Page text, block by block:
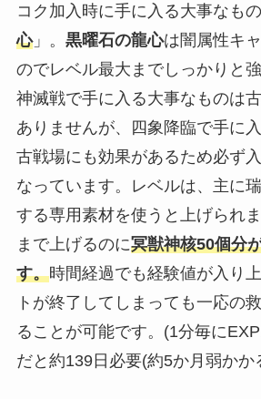
コク加入時に手に入る大事なもの
心」。 黒曜石の龍心は闇属性キ
のでレベル最大までしっかりと
神滅戦で手に入る大事なものは
ありませんが、四象降臨で手に
古戦場にも効果があるため必ず
なっています。レベルは、主に
する専用素材を使うと上げられ
まで上げるのに冥獣神核50個分
す。時間経過でも経験値が入り
トが終了してしまっても一応の
ることが可能です。(1分毎に
だと約139日必要(約5か月弱かか